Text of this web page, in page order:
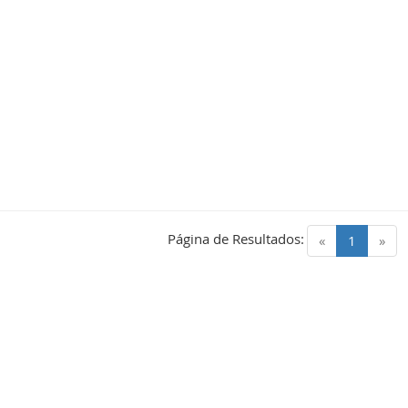
« 1 (current)
»
Página de Resultados: